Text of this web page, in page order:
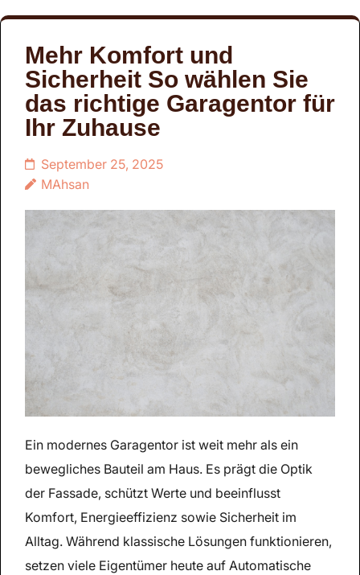
Mehr Komfort und
Sicherheit So wählen Sie
das richtige Garagentor für
Ihr Zuhause
September 25, 2025
MAhsan
Ein modernes Garagentor ist weit mehr als ein
bewegliches Bauteil am Haus. Es prägt die Optik
der Fassade, schützt Werte und beeinflusst
Komfort, Energieeffizienz sowie Sicherheit im
Alltag. Während klassische Lösungen funktionieren,
setzen viele Eigentümer heute auf Automatische